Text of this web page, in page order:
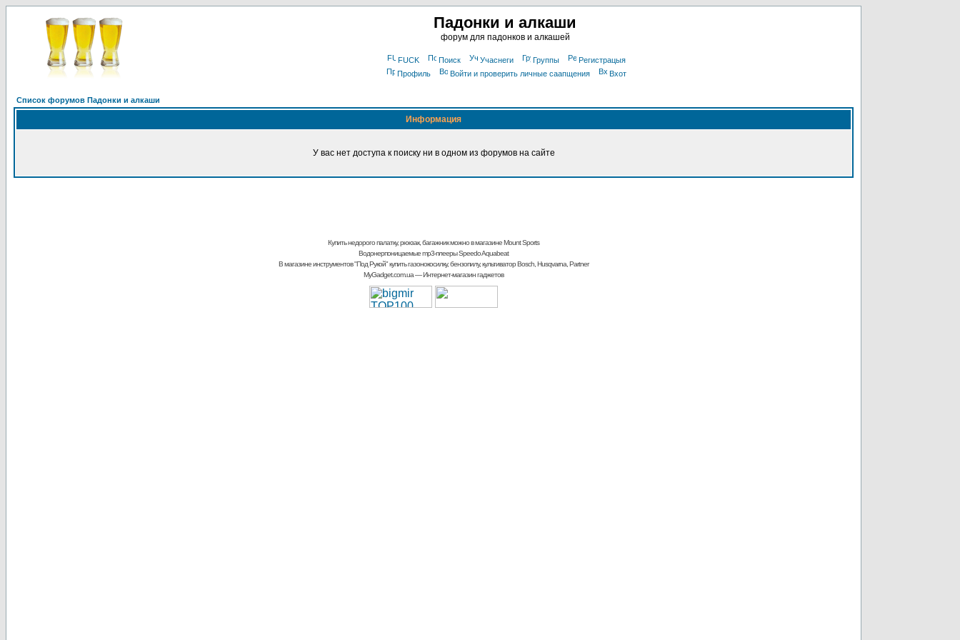
Падонки и алкаши
форум для падонков и алкашей
FUCK Поиск Учаснеги Группы
Регистрацыя
Профиль
Войти и проверить личные саапщения Вхот
Список форумов Падонки и алкаши
Информация
У вас нет доступа к поиску ни в одном из форумов на сайте
Купить недорого палатку, рюкзак, багажникможно в магазине Mount Sports
Водонерпоницаемые mp3-плееры Speedo Aquabeat
В магазине инструментов "Под Рукой"купить газонокосилку, бензопилу, культиваторBosch, Husqvarna, Partner
MyGadget.com.ua— Интернет-магазин гаджетов